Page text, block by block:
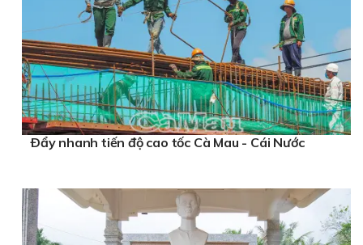
Ðẩy nhanh tiến độ cao tốc Cà Mau - Cái Nước